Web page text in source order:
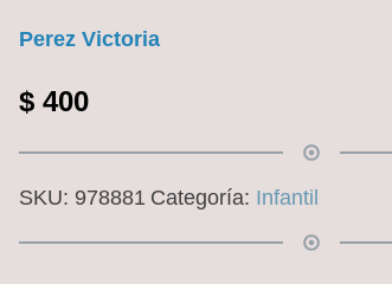
Perez Victoria
$400
SKU: 978881 Categoría: Infantil